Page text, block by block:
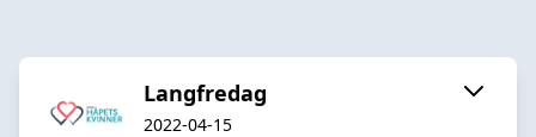
Langfredag
2022-04-15